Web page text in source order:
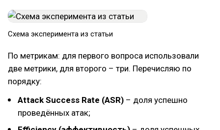
Схема эксперимента из статьи
По метрикам: для первого вопроса использовали
две метрики, для второго – три. Перечисляю по
порядку:
Attack Success Rate (ASR) – доля успешно
проведённых атак;